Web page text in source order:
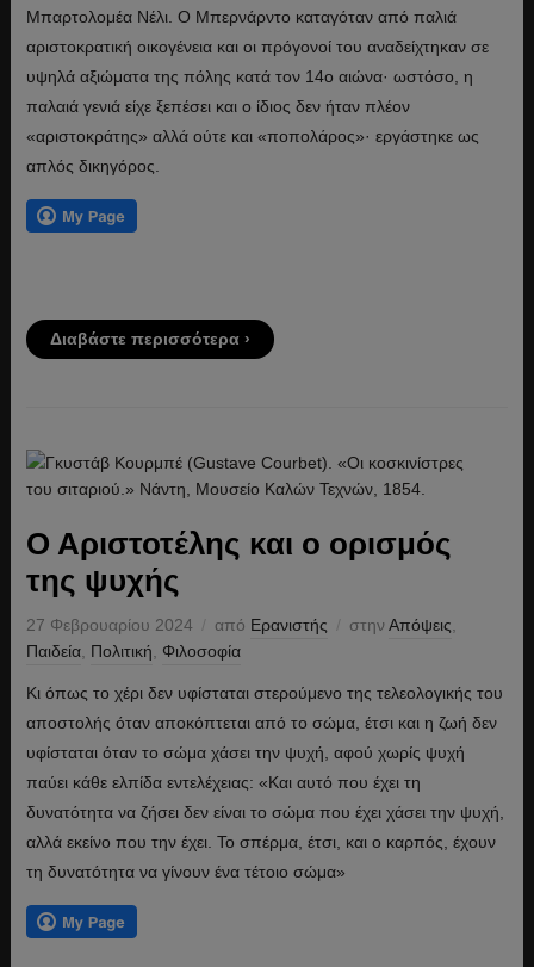
Μπαρτολομέα Νέλι. Ο Μπερνάρντο καταγόταν από παλιά
αριστοκρατική οικογένεια και οι πρόγονοί του αναδείχτηκαν σε
υψηλά αξιώματα της πόλης κατά τον 14ο αιώνα· ωστόσο, η
παλαιά γενιά είχε ξεπέσει και ο ίδιος δεν ήταν πλέον
«αριστοκράτης» αλλά ούτε και «ποπολάρος»· εργάστηκε ως
απλός δικηγόρος.
Διαβάστε περισσότερα ›
Ο Αριστοτέλης και ο ορισμός
της ψυχής
27 Φεβρουαρίου 2024 από Ερανιστής στηνΑπόψεις
Παιδεία, Πολιτική Φιλοσοφία
Κι όπως το χέρι δεν υφίσταται στερούμενο της τελεολογικής του
αποστολής όταν αποκόπτεται από το σώμα, έτσι και η ζωή δεν
υφίσταται όταν το σώμα χάσει την ψυχή, αφού χωρίς ψυχή
παύει κάθε ελπίδα εντελέχειας: «Και αυτό που έχει τη
δυνατότητα να ζήσει δεν είναι το σώμα που έχει χάσει την ψυχή,
αλλά εκείνο που την έχει. Το σπέρμα, έτσι, και ο καρπός, έχουν
τη δυνατότητα να γίνουν ένα τέτοιο σώμα»